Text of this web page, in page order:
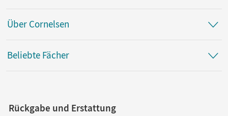
Über Cornelsen
Beliebte Fächer
Rückgabe und Erstattung